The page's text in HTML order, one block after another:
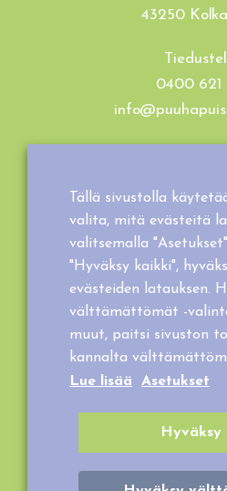
43250
0400 621
Tilaus- ja
Tällä sivustolla
valita, mitä evästeitä
valitsemalla
"Hyväksy kaikki",
evästeiden latauksen.
välttämättömät -
muut, paitsi sivuston
kannalta
Lue lisää
Asetukset
Hyväksy